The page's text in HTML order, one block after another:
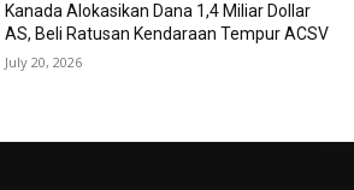
Kanada Alokasikan Dana 1,4 Miliar Dollar
AS, Beli Ratusan Kendaraan Tempur ACSV
July 20, 2026